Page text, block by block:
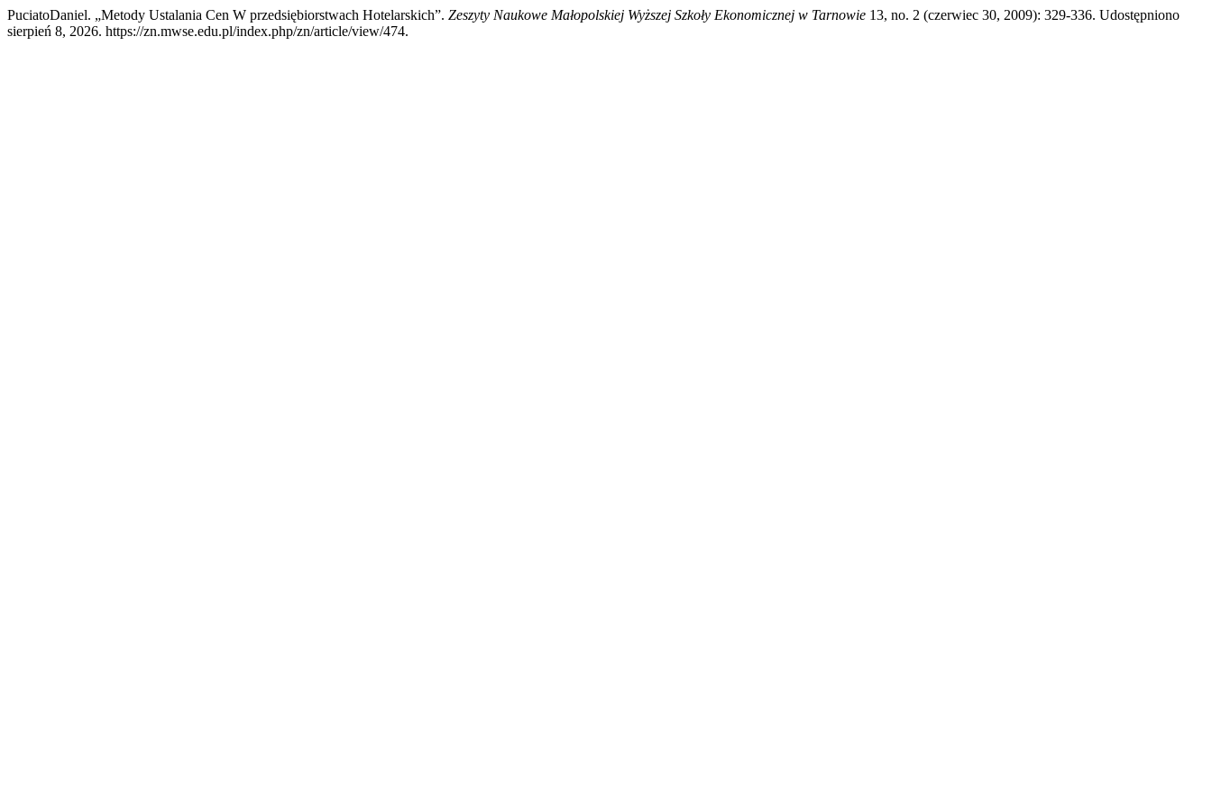
PuciatoDaniel. „Metody Ustalania Cen W przedsiębiorstwach Hotelarskich”. Zeszyty Naukowe Małopolskiej Wyższej Szkoły Ekonomicznej w Tarnowie 13, no. 2 (czerwiec 30, 2009): 329-336. Udostępniono
sierpień 8, 2026. https://zn.mwse.edu.pl/index.php/zn/article/view/474.